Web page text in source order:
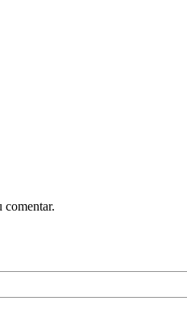
comentar.